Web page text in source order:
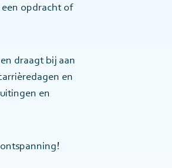
een opdracht of
draagt bij aan
en
en